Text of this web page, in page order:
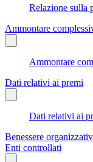
Relazione sulla
Ammontare
Ammontare
Dati relativi ai premi
Dati relativi ai
Benessere
Enti controllati